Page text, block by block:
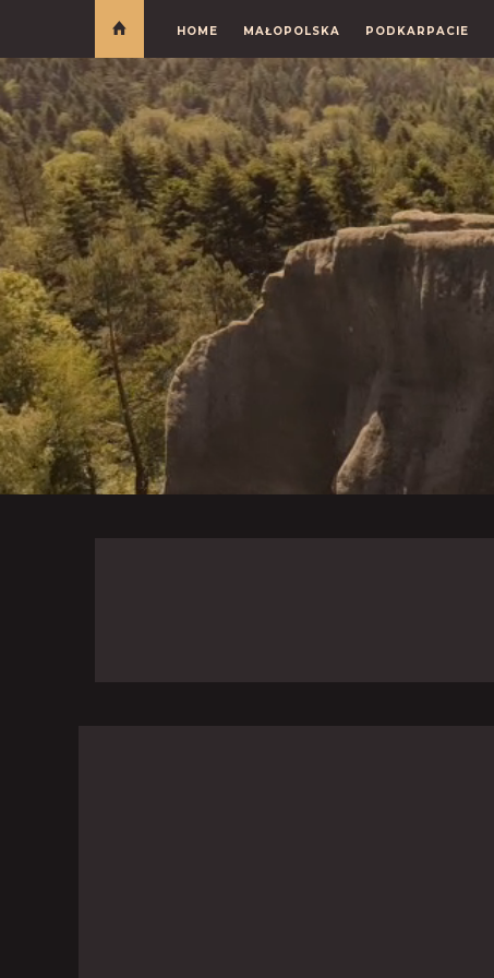
HOME MAŁOPOLSKA PODKARPACIE